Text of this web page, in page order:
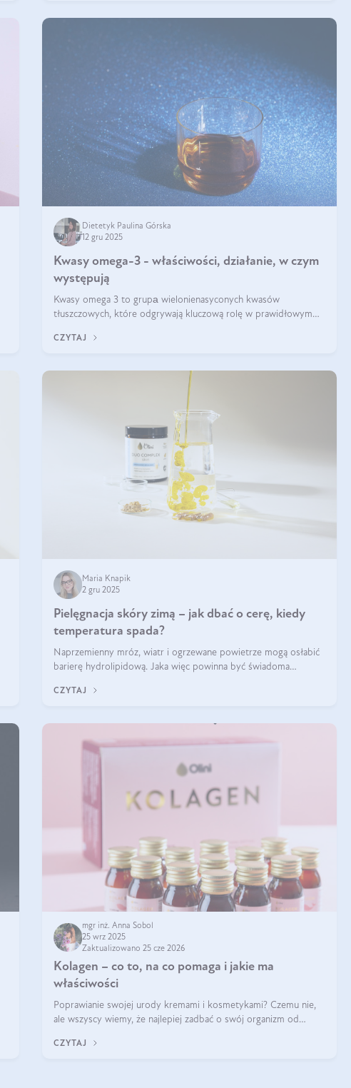
Dietetyk Paulina Górska
12 gru 2025
Kwasy omega-3 - właściwości, działanie, w czym
występują
Kwasy omega 3 to grupа wielonienasyconych kwasów
tłuszczowych, które odgrywają kluczową rolę w prawidłowym
układu odpornościowego.
CZYTAJ
Maria Knapik
2 gru 2025
Pielęgnacja skóry zimą – jak dbać o cerę, kiedy
temperatura spada?
Naprzemienny mróz, wiatr i ogrzewane powietrze mogą osłabić
barierę hydrolipidową. Jaka więc powinna być świadoma
CZYTAJ
mgr inż. Anna Sobol
25 wrz 2025
Zaktualizowano 25 cze 2026
Kolagen – co to, na co pomaga i jakie ma
właściwości
Poprawianie swojej urody kremami i kosmetykami? Czemu nie,
ale wszyscy wiemy, że najlepiej zadbać o swój organizm od
zewnętrzny prezentował się zdrowo i atrakcyjnie. Stosowanie
CZYTAJ